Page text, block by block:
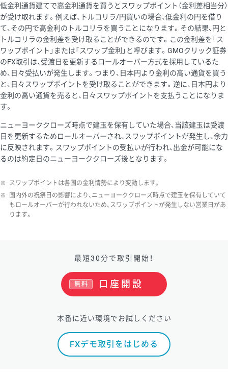
低金利通貨建てで高金利通貨を買うとスワップポイント（金利差相当分）
が受け取れます。例えば、トルコリラ/円買いの場合、低金利の円を借り
て、その円で高金利のトルコリラを買うことになります。その結果、円と
トルコリラの金利差を受け取ることができるのです。この金利差を「ス
ワップポイント」または「スワップ金利」と呼びます。GMOクリック証券
のFX取引は、受渡日を更新するロールオーバー方式を採用しているた
め、日々受払いが発生します。つまり、日本円より金利の高い通貨を買う
と、日々スワップポイントを受け取ることができます。逆に、日本円より
金利の高い通貨を売ると、日々スワップポイントを支払うことになりま
す。
ニューヨーククローズ時点で建玉を保有していた場合、当該建玉は受渡
日を更新するためロールオーバーされ、スワップポイントが発生し、余力
に反映されます。スワップポイントの受払いが行われ、出金が可能にな
るのは約定日のニューヨーククローズ後となります。
※ スワップポイントは各国の金利情勢により変動します。
※
国内外の祝祭日の影響により、ニューヨーククローズ時点で建玉を保有していて
もロールオーバーが行われないため、スワップポイントが発生しない営業日があ
ります。
最短30分で取引開始！
口座開設
無料
本番に近い環境でお試しください
FXデモ取引をはじめる